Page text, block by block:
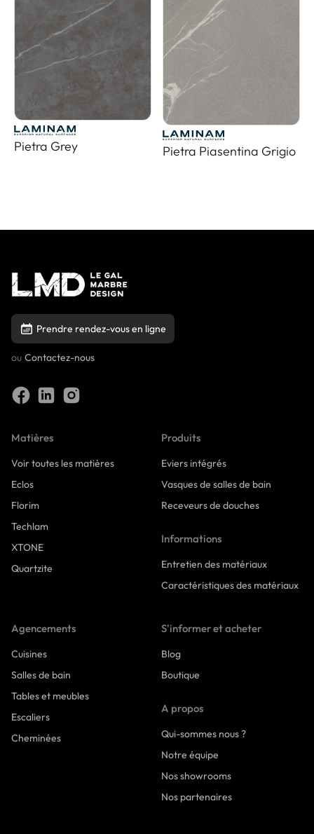
Pietra Grey Pietra Piasentina Grigio
Prendre rendez-vous en ligne
ou Contactez-nous
Matières
Voir toutes les matières
Eclos
Florim
Techlam
XTONE
Quartzite
Produits
Eviers intégrés
Vasques de salles de bain
Receveurs de douches
Informations
Entretien des matériaux
Caractéristiques des matériaux
Agencements
Cuisines
Salles de bain
Tables et meubles
Escaliers
Cheminées
S'informer et acheter
Blog
Boutique
A propos
Qui-sommes nous ?
Notre équipe
Nos showrooms
Nos partenaires